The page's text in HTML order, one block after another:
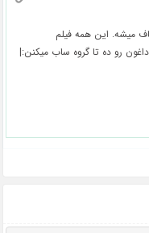
میشه. این همه فیلم
رو ده تا گروه ساب میکنن:|